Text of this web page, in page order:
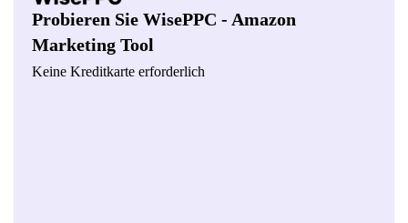
Probieren Sie WisePPC - Amazon
Marketing Tool
Keine Kreditkarte erforderlich